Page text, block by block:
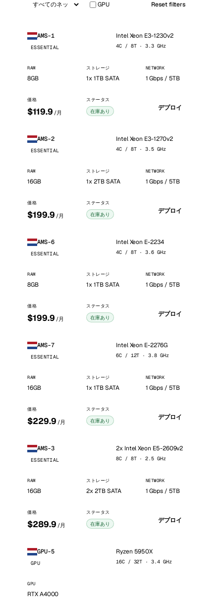
GPU Reset filters
AMS-1
ESSENTIAL
Intel Xeon E3-1230v2
4C / 8T · 3.3 GHz
RAM
8GB
ストレージ
1x 1TB SATA
NETWORK
1 Gbps / 5TB
価格
$119.9 /月
ステータス
在庫あり デプロイ
AMS-2
ESSENTIAL
Intel Xeon E3-1270v2
4C / 8T · 3.5 GHz
RAM
16GB
ストレージ
1x 2TB SATA
NETWORK
1 Gbps / 5TB
価格
$199.9 /月
ステータス
在庫あり デプロイ
AMS-6
ESSENTIAL
Intel Xeon E-2234
4C / 8T · 3.6 GHz
RAM
8GB
ストレージ
1x 1TB SATA
NETWORK
1 Gbps / 5TB
価格
$199.9 /月
ステータス
在庫あり デプロイ
AMS-7
ESSENTIAL
Intel Xeon E-2276G
6C / 12T · 3.8 GHz
RAM
16GB
ストレージ
1x 1TB SATA
NETWORK
1 Gbps / 5TB
価格
$229.9 /月
ステータス
在庫あり デプロイ
AMS-3
ESSENTIAL
2x Intel Xeon E5-2609v2
8C / 8T · 2.5 GHz
RAM
16GB
ストレージ
2x 2TB SATA
NETWORK
1 Gbps / 5TB
価格
$289.9 /月
ステータス
在庫あり デプロイ
GPU-5
GPU
Ryzen 5950X
16C / 32T · 3.4 GHz
GPU
RTX A4000